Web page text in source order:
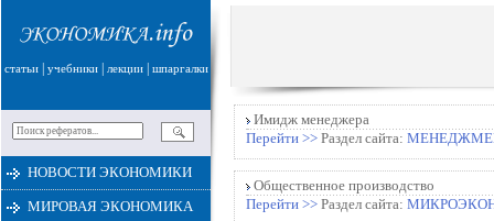
статьи| учебники| лекции| шпаргалки
НОВОСТИ ЭКОНОМИКИ
МИРОВАЯ ЭКОНОМИКА
Имидж менеджера
Перейти >> Раздел сайта:
Общественное производство
Перейти >> Раздел сайта: